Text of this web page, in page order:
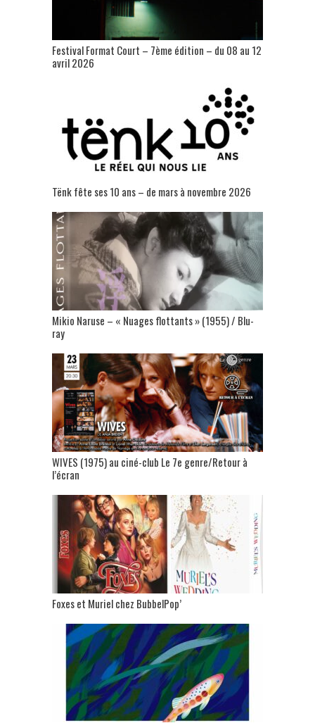
Festival Format Court – 7ème édition – du 08 au 12
avril 2026
Tënk fête ses 10 ans – de mars à novembre 2026
Mikio Naruse – « Nuages flottants » (1955) / Blu-
ray
WIVES (1975) au ciné-club Le 7e genre/Retour à
l’écran
Foxes et Muriel chez BubbelPop’